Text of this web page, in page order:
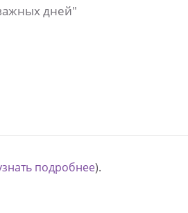
дней"
подробнее).